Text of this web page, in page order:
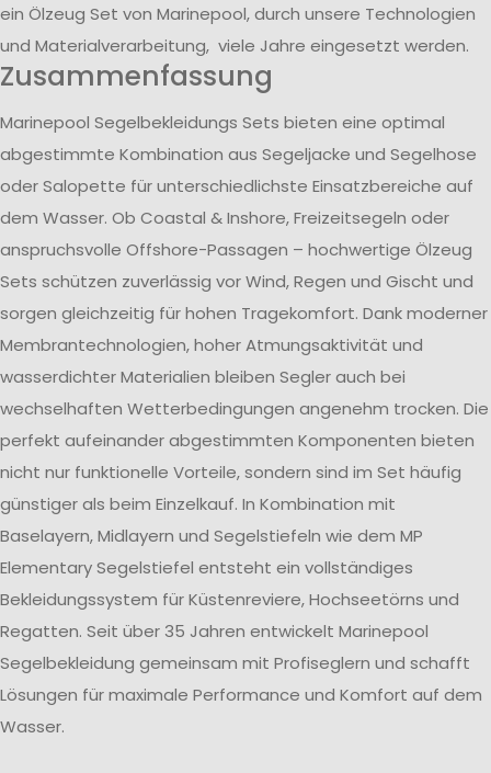
ein Ölzeug Set von Marinepool, durch unsere Technologien
und Materialverarbeitung, viele Jahre eingesetzt werden.
Zusammenfassung
Marinepool Segelbekleidungs Sets bieten eine optimal
abgestimmte Kombination aus Segeljacke und Segelhose
oder Salopette für unterschiedlichste Einsatzbereiche auf
dem Wasser. Ob Coastal & Inshore, Freizeitsegeln oder
anspruchsvolle Offshore-Passagen – hochwertige Ölzeug
Sets schützen zuverlässig vor Wind, Regen und Gischt und
sorgen gleichzeitig für hohen Tragekomfort. Dank moderner
Membrantechnologien, hoher Atmungsaktivität und
wasserdichter Materialien bleiben Segler auch bei
wechselhaften Wetterbedingungen angenehm trocken. Die
perfekt aufeinander abgestimmten Komponenten bieten
nicht nur funktionelle Vorteile, sondern sind im Set häufig
günstiger als beim Einzelkauf. In Kombination mit
Baselayern, Midlayern und Segelstiefeln wie dem MP
Elementary Segelstiefel entsteht ein vollständiges
Bekleidungssystem für Küstenreviere, Hochseetörns und
Regatten. Seit über 35 Jahren entwickelt Marinepool
Segelbekleidung gemeinsam mit Profiseglern und schafft
Lösungen für maximale Performance und Komfort auf dem
Wasser.